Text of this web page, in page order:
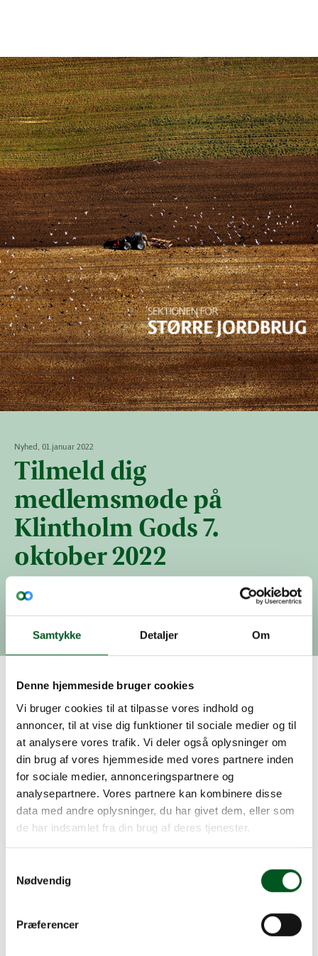
Samtykke Detaljer Om
Denne hjemmeside bruger cookies
Vi bruger cookies til at tilpasse vores indhold og
annoncer, til at vise dig funktioner til sociale medier og til
at analysere vores trafik. Vi deler også oplysninger om
din brug af vores hjemmeside med vores partnere inden
for sociale medier, annonceringspartnere og
analysepartnere. Vores partnere kan kombinere disse
data med andre oplysninger, du har givet dem, eller som
de har indsamlet fra din brug af deres tjenester.
Nødvendig
Præferencer
Nyhed, 01.januar 2022
Tilmeld dig
medlemsmøde på
Klintholm Gods 7.
oktober 2022
Sektionen for Større Jordbrug inviterer til
medlemsarrangement på Klintholm Gods på Møn
fredag d. 7. oktober 2022, fra kl. 10-15.
Tilmeld dig medlemsmøde på
Klintholm Gods 7. oktober
2022
Sektionen for Større Jordbrug inviterer til
medlemsarrangement på Klintholm Gods på Møn
fredag d. 7. oktober 2022, fra kl. 10-15.
Her vil ejer Carl Gustav Scavenius underholde
under temaet oplevelsesøkonomi.
Klintholm Gods er ca. 1.400 hektar. Der drives
landbrug, skovbrug, jagt, husudlejning og turisme
og gårdbutik.
Huno, som er et boutique-hotel med restaurant,